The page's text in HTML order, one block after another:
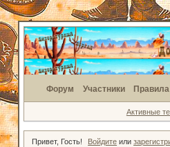
Форум Участники Правила
Активные
Привет, Гость! Войдите или